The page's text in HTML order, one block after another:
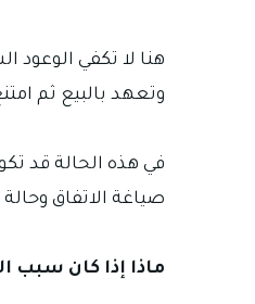
هنا لا تكفي الوعود
وتعهد بالبيع ثم
في هذه الحالة قد
صياغة الاتفاق
ماذا إذا كان سبب